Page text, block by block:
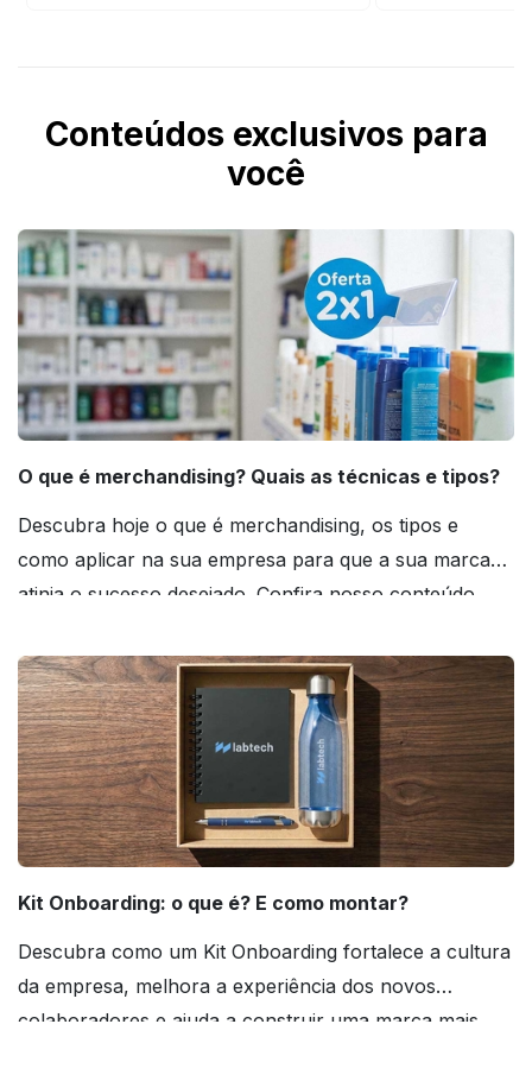
Conteúdos exclusivos para
você
O que é merchandising? Quais as técnicas e tipos?
Descubra hoje o que é merchandising, os tipos e
como aplicar na sua empresa para que a sua marca
atinja o sucesso desejado. Confira nosso conteúdo
Kit Onboarding: o que é? E como montar?
Descubra como um Kit Onboarding fortalece a cultura
da empresa, melhora a experiência dos novos
colaboradores e ajuda a construir uma marca mais